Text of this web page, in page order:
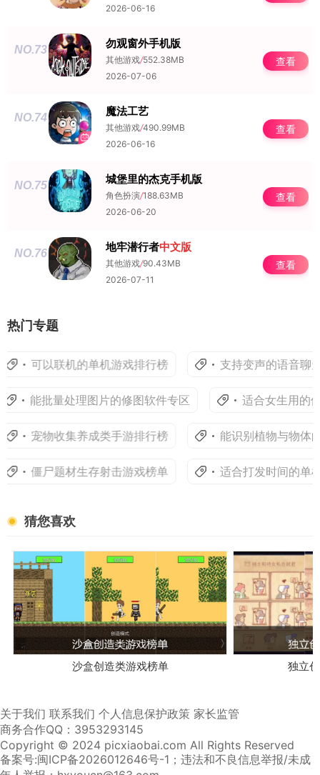
2026-06-16
NO.73 勿观窗外手机版
其他游戏/552.38MB
2026-07-06
查看
NO.74 魔法工艺
其他游戏/490.99MB
2026-06-16
查看
NO.75 城堡里的杰克手机版
角色扮演/188.63MB
2026-06-20
查看
NO.76 地牢潜行者中文版
其他游戏/90.43MB
2026-07-11
查看
热门专题
可以联机的单机游戏排行榜 支持变声的语音聊天与
能批量处理图片的修图软件专区 适合女生用的修图
宠物收集养成类手游排行榜 能识别植物与物体的智
僵尸题材生存射击游戏榜单 适合打发时间的单机休
猜您喜欢
沙盒创造类游戏榜单 独立
关于我们 联系我们 个人信息保护政策 家长监管
商务合作QQ：3953293145
Copyright © 2024 picxiaobai.com All Rights Reserved
备案号:闽ICP备2026012646号-1 ；违法和不良信息举报/未成